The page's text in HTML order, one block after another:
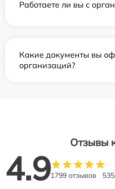
Работаете ли вы с
Какие документы вы
организаций?
Отзывы
4.91799 отзывов